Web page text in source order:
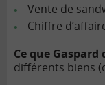
Vente de
Chiffre
Ce que
différents biens